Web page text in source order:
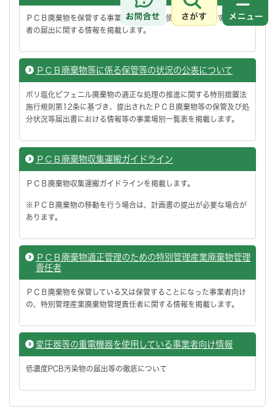
さがす
ＰＣＢ廃棄物を保管する事業者及びＰＣＢ使用製品を所有する事業
者の届出に関する情報を掲載します。
ＰＣＢ廃棄物等に係る保管等の状況の公表について
ポリ塩化ビフェニル廃棄物の適正な処理の推進に関する特別措置法
施行規則第12条に基づき、提出されたＰＣＢ廃棄物等の保管及び処
分状況等届出書における情報等の事業場別一覧表を掲載します。
ＰＣＢ廃棄物収集運搬ガイドライン
ＰＣＢ廃棄物収集運搬ガイドラインを掲載します。
※ＰＣＢ廃棄物の移動を行う場合は、計画書の提出が必要な場合が
あります。
ＰＣＢ廃棄物適正管理のための特別管理産業廃棄物管理
責任者
ＰＣＢ廃棄物を保管している又は保管することになった事業者向け
の、特別管理産業廃棄物管理責任者に関する情報を掲載します。
変圧器等の重電機器を使用している事業者向け情報
低濃度PCB汚染物の届出等の徹底について